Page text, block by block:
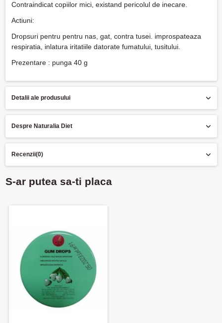
Contraindicat copiilor mici, existand pericolul de inecare.
Actiuni:
Dropsuri pentru pentru nas, gat, contra tusei. improspateaza
respiratia, inlatura iritatiile datorate fumatului, tusitului.
Prezentare : punga 40 g
Detalii ale produsului
Despre Naturalia Diet
Recenzii(0)
S-ar putea sa-ti placa